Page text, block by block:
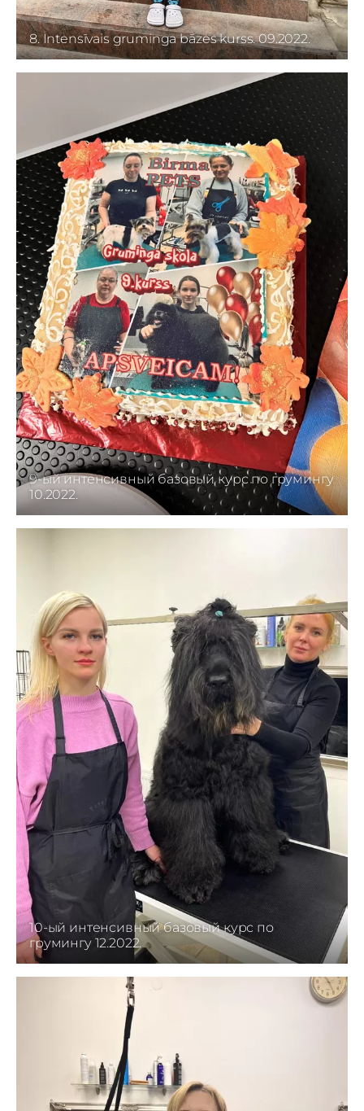
8. Intensīvais gruminga bāzes kurss. 09.2022.
9-ый интенсивный базовый курс по грумингу
10.2022.
10-ый интенсивный базовый курс по
грумингу 12.2022.